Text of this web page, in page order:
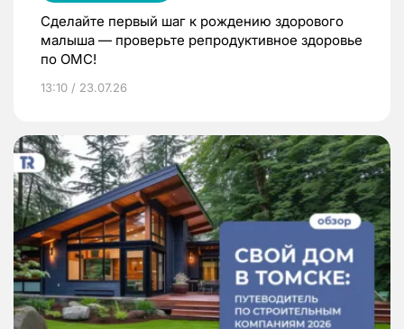
Сделайте первый шаг к рождению здорового
малыша — проверьте репродуктивное здоровье
по ОМС!
13:10 / 23.07.26